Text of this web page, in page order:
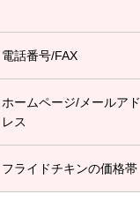
電話番号/FAX
ホームページ/メールアド
レス
フライドチキンの価格帯